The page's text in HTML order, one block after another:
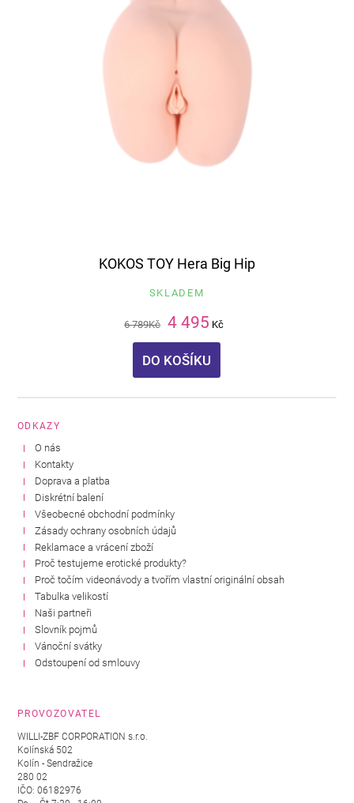
KOKOS TOY Hera Big Hip
SKLADEM
6 789Kč 4 495 Kč
DO KOŠÍKU
ODKAZY
O nás
Kontakty
Doprava a platba
Diskrétní balení
Všeobecné obchodní podmínky
Zásady ochrany osobních údajů
Reklamace a vrácení zboží
Proč testujeme erotické produkty?
Proč točím videonávody a tvořím vlastní originální obsah
Tabulka velikostí
Naši partneři
Slovník pojmů
Vánoční svátky
Odstoupení od smlouvy
PROVOZOVATEL
WILLI-ZBF CORPORATION s.r.o.
Kolínská 502
Kolín - Sendražice
280 02
IČO: 06182976